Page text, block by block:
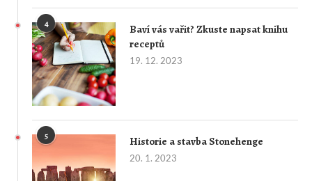
4
Baví vás vařit? Zkuste napsat knihu
receptů
19. 12. 2023
5 Historie a stavba Stonehenge
20. 1. 2023